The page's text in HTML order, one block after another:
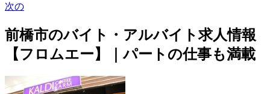
次の
前橋市のバイト・アルバイト求人情報
【フロムエー】｜パートの仕事も満載